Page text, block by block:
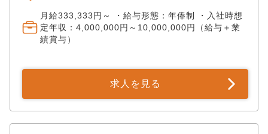
月給333,333円～ ・給与形態：年俸制 ・入社時想
定年収：4,000,000円～10,000,000円（給与＋業
績賞与）
求人を見る